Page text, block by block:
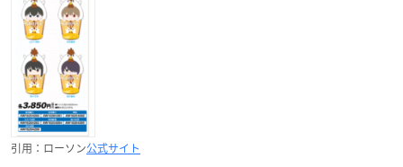
引用：ローソン公式サイト